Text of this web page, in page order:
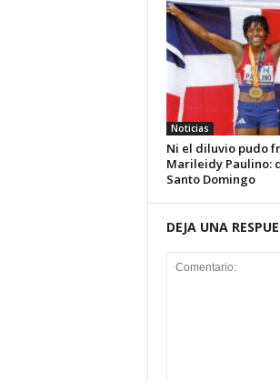
Noticias
Ni el diluvio pudo
Marileidy Paulino:
Santo Domingo
DEJA UNA